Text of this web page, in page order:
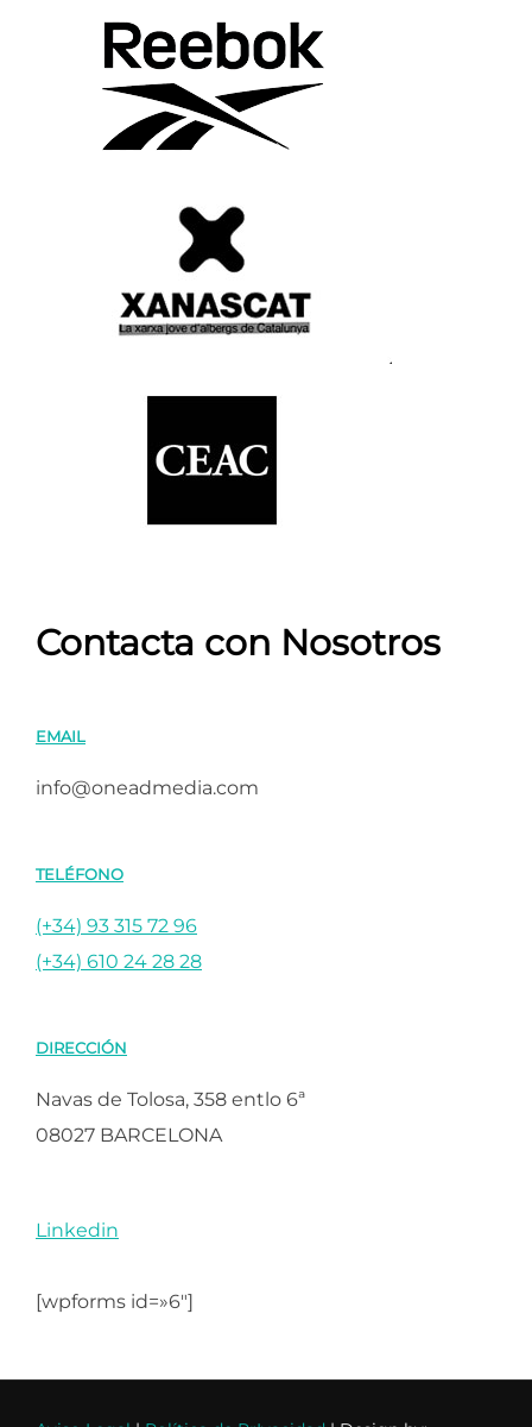
Contacta con Nosotros
EMAIL
info@oneadmedia.com
TELÉFONO
(+34) 93 315 72 96
(+34) 610 24 28 28
DIRECCIÓN
Navas de Tolosa, 358 entlo 6ª
08027 BARCELONA
Linkedin
[wpforms id=»6″]